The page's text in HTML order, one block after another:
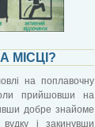
на поплавочну
прийшовши на
добре знайоме
і закинувши